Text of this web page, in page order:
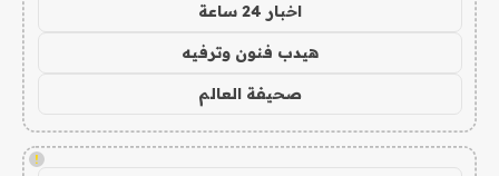
اخبار 24 ساعة
هيدب فنون وترفيه
صحيفة العالم
!